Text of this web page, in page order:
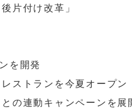
片付け改革」
を開発
ストランを今夏オープン
の連動キャンペーンを展